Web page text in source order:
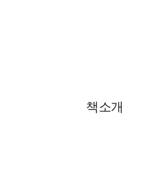
책소개